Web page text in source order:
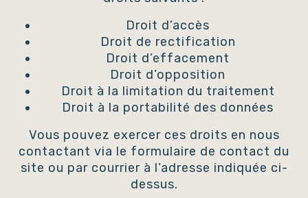
Droit d’accès
Droit de rectification
Droit d’effacement
Droit d’opposition
Droit à la limitation du traitement
Droit à la portabilité des données
Vous pouvez exercer ces droits en nous
contactant via le formulaire de contact du
site ou par courrier à l’adresse indiquée ci-
dessus.